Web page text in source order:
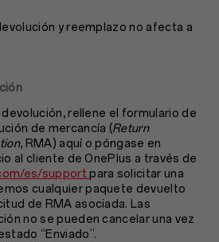
y reemplazo no afecta a
devolución, rellene el formulario de
de mercancía (Return
, RMA) aquí o póngase en
al cliente de OnePlus a través de
es/supportpara solicitar una
cualquier paquete devuelto
de RMA asociada. Las
no se pueden cancelar una vez
“Enviado”.